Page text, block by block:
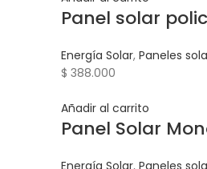
Panel solar
Energía Solar, Paneles
$ 388.000
Añadir al carrito
Panel Solar
Energía Solar, Paneles